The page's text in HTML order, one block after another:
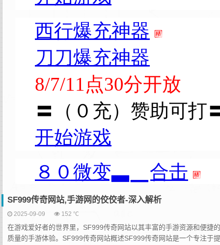
SF999传奇网站,手游网的佼佼者-深入解析
2025-09-09 152 ℃
在游戏爱好者的世界里，SF999传奇网站以其丰富的手游资源和便捷
质量的手游体验。SF999传奇网站概述SF999传奇网站是一个专注于